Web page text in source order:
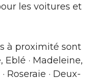
les voitures et
à proximité sont
· Madeleine,
Roseraie · Deux-